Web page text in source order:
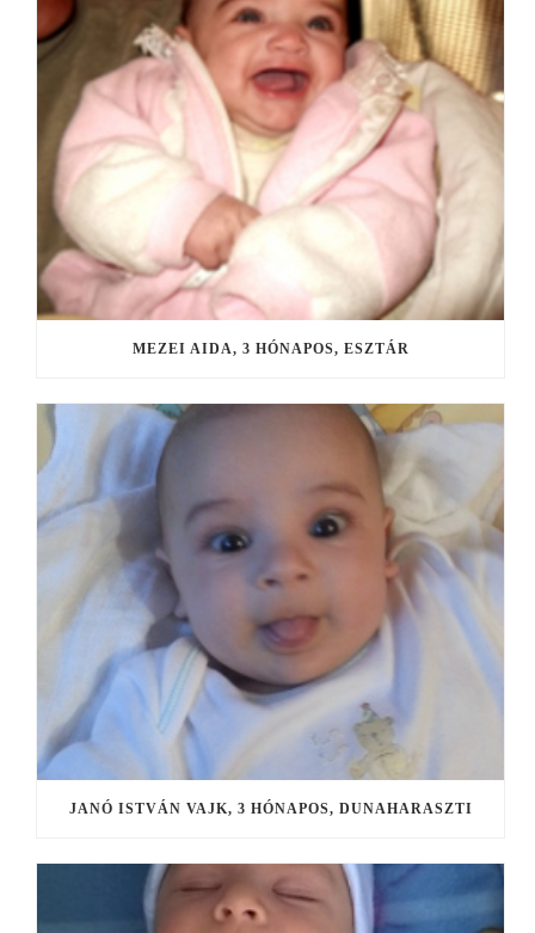
MEZEI AIDA, 3 HÓNAPOS, ESZTÁR
JANÓ ISTVÁN VAJK, 3 HÓNAPOS, DUNAHARASZTI